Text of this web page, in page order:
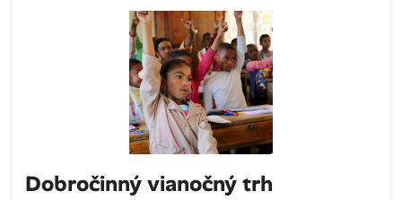
Dobročinný vianočný trh